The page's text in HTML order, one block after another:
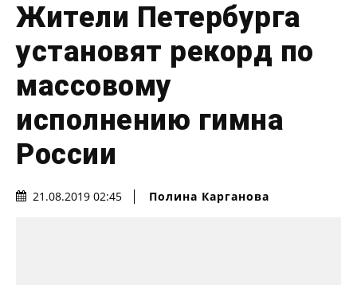
Жители Петербурга
установят рекорд по
массовому
исполнению гимна
России
21.08.2019 02:45 Полина Карганова